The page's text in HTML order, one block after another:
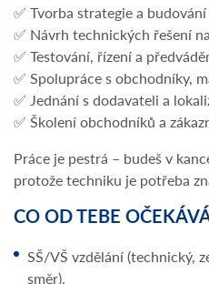
✅ Tvorba strategie a
✅ Návrh technických řešení
✅ Testování, řízení a
✅ Spolupráce s obchodníky,
✅ Jednání s dodavateli a
✅ Školení obchodníků a
Práce je pestrá – budeš v
protože techniku je potřeba
CO OD TEBE
SŠ/VŠ vzdělání (technický,
směr).